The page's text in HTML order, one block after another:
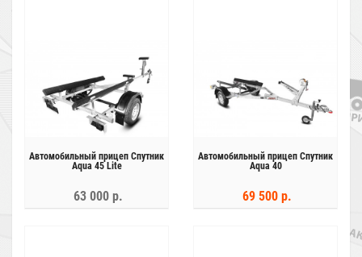
Автомобильный прицеп Спутник
Aqua 45 Lite
63 000 р.
Автомобильный прицеп Спутник
Aqua 40
69 500 р.